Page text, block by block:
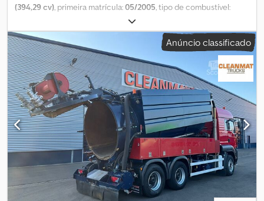
(394,29 cv), primeira matrícula:05/2005, tipo de combustível:
, configuração de eixo:
engrenagem:automático, classe de emissão:Euro 3, Ano de
fabrico:2005, Anúncio classificado